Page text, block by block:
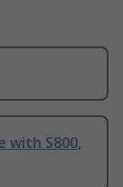
with S800,